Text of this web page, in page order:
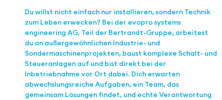
Du willst nicht einfach nur installieren, sondern Technik
zum Leben erwecken? Bei der evopro systems
engineering AG, Teil der Bertrandt-Gruppe, arbeitest
du an außergewöhnlichen Industrie- und
Sondermaschinenprojekten, baust komplexe Schalt- und
Steueranlagen auf und bist direkt bei der
Inbetriebnahme vor Ort dabei. Dich erwarten
abwechslungsreiche Aufgaben, ein Team, das
gemeinsam Lösungen findet, und echte Verantwortung